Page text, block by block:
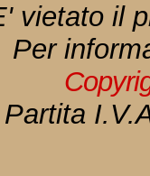
vietato il
Per
Partita